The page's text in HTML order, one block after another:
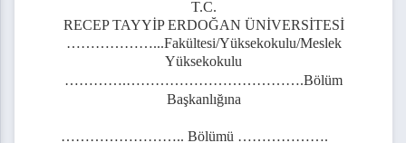
T.C.
RECEP TAYYİP ERDOĞAN ÜNİVERSİTESİ
………………...Fakültesi/Yüksekokulu/Meslek
Yüksekokulu
………….……………………………….Bölüm
Başkanlığına
…………………….. Bölümü ……………….